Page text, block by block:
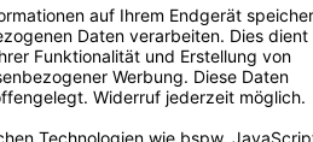
749,00 €